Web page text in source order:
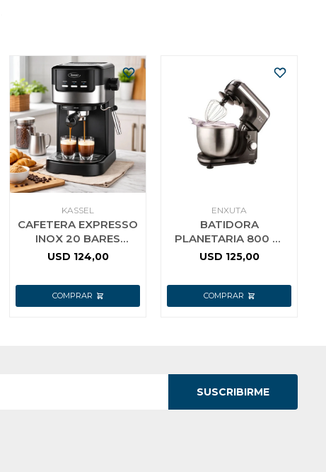
KASSEL
CAFETERA EXPRESSO
INOX 20 BARES
KASSEL -
USD 124,00
ENXUTA
BATIDORA
PLANETARIA 800 W
ENXUTA
USD 125,00
SUSCRIBIRME